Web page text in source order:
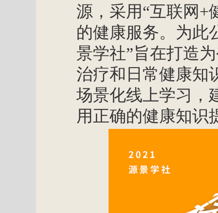
源，采用“互联网+
的健康服务。为此
景学社”旨在打造
治疗和日常健康知
场景化线上学习，
用正确的健康知识